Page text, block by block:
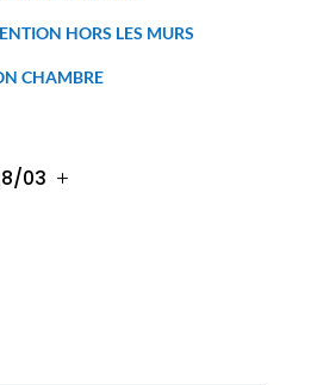
HORS LES MURS
CHAMBRE
03